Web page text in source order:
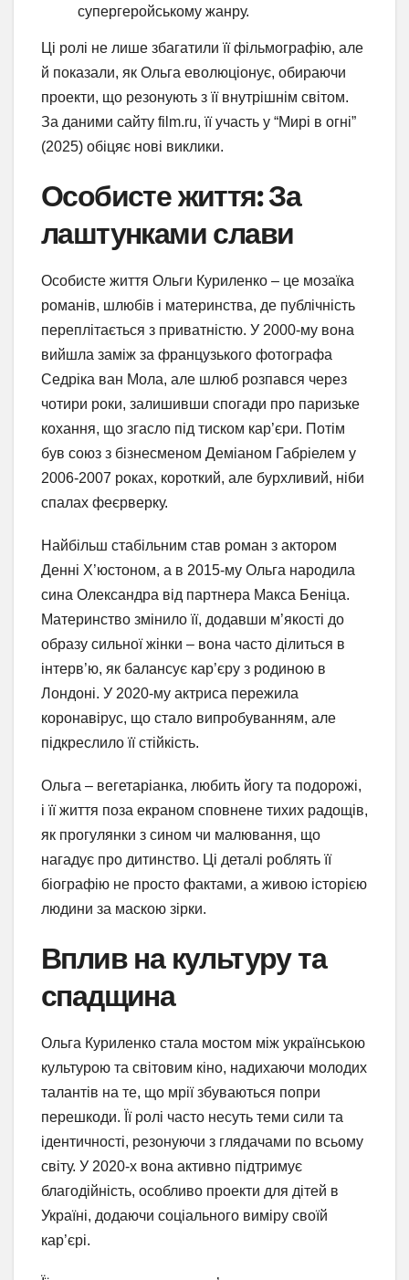
супергеройському жанру.
Ці ролі не лише збагатили її фільмографію, але
й показали, як Ольга еволюціонує, обираючи
проекти, що резонують з її внутрішнім світом.
За даними сайту film.ru, її участь у “Мирі в огні”
(2025) обіцяє нові виклики.
Особисте життя: За
лаштунками слави
Особисте життя Ольги Куриленко – це мозаїка
романів, шлюбів і материнства, де публічність
переплітається з приватністю. У 2000-му вона
вийшла заміж за французького фотографа
Седріка ван Мола, але шлюб розпався через
чотири роки, залишивши спогади про паризьке
кохання, що згасло під тиском кар’єри. Потім
був союз з бізнесменом Деміаном Габріелем у
2006-2007 роках, короткий, але бурхливий, ніби
спалах феєрверку.
Найбільш стабільним став роман з актором
Денні Х’юстоном, а в 2015-му Ольга народила
сина Олександра від партнера Макса Беніца.
Материнство змінило її, додавши м’якості до
образу сильної жінки – вона часто ділиться в
інтерв’ю, як балансує кар’єру з родиною в
Лондоні. У 2020-му актриса пережила
коронавірус, що стало випробуванням, але
підкреслило її стійкість.
Ольга – вегетаріанка, любить йогу та подорожі,
і її життя поза екраном сповнене тихих радощів,
як прогулянки з сином чи малювання, що
нагадує про дитинство. Ці деталі роблять її
біографію не просто фактами, а живою історією
людини за маскою зірки.
Вплив на культуру та
спадщина
Ольга Куриленко стала мостом між українською
культурою та світовим кіно, надихаючи молодих
талантів на те, що мрії збуваються попри
перешкоди. Її ролі часто несуть теми сили та
ідентичності, резонуючи з глядачами по всьому
світу. У 2020-х вона активно підтримує
благодійність, особливо проекти для дітей в
Україні, додаючи соціального виміру своїй
кар’єрі.